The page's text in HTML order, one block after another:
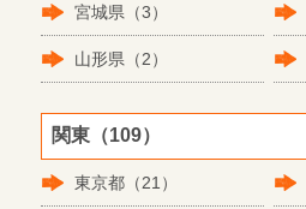
宮城県（3）
山形県（2）
関東（109）
東京都（21）